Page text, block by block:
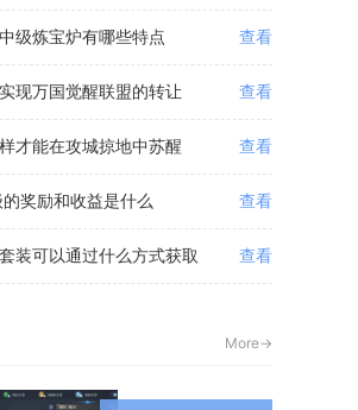
级炼宝炉有哪些特点 查看
现万国觉醒联盟的转让 查看
才能在攻城掠地中苏醒 查看
奖励和收益是什么 查看
装可以通过什么方式获取 查看
More->